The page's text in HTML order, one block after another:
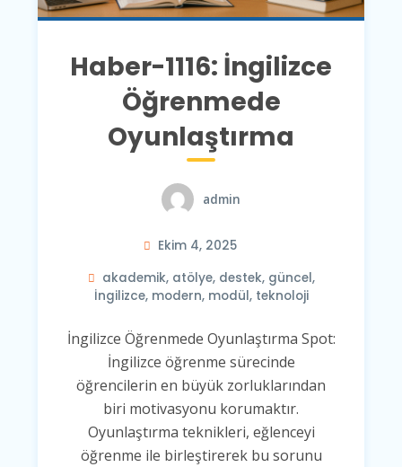
Haber-1116: İngilizce
Öğrenmede
Oyunlaştırma
admin
Ekim 4, 2025
akademik, atölye, destek, güncel,
İngilizce, modern, modül, teknoloji
İngilizce Öğrenmede Oyunlaştırma Spot:
İngilizce öğrenme sürecinde
öğrencilerin en büyük zorluklarından
biri motivasyonu korumaktır.
Oyunlaştırma teknikleri, eğlenceyi
öğrenme ile birleştirerek bu sorunu